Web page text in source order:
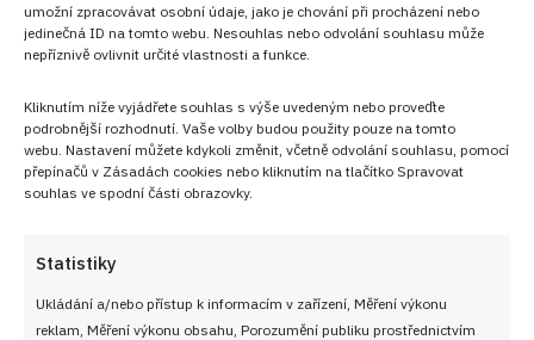
umožní zpracovávat osobní údaje, jako je chování při procházení nebo
jedinečná ID na tomto webu. Nesouhlas nebo odvolání souhlasu může
nepříznivě ovlivnit určité vlastnosti a funkce.
Kliknutím níže vyjádřete souhlas s výše uvedeným nebo proveďte
podrobnější rozhodnutí. Vaše volby budou použity pouze na tomto
webu. Nastavení můžete kdykoli změnit, včetně odvolání souhlasu, pomocí
přepínačů v Zásadách cookies nebo kliknutím na tlačítko Spravovat
souhlas ve spodní části obrazovky.
Statistiky
Ukládání a/nebo přístup k informacím v zařízení, Měření výkonu
reklam, Měření výkonu obsahu, Porozumění publiku prostřednictvím